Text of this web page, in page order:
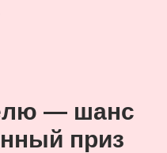
— шанс
приз